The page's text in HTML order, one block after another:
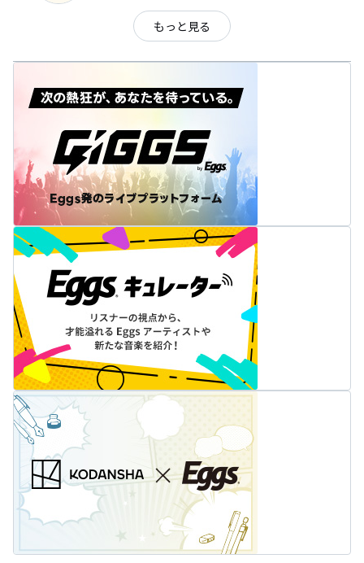
もっと見る